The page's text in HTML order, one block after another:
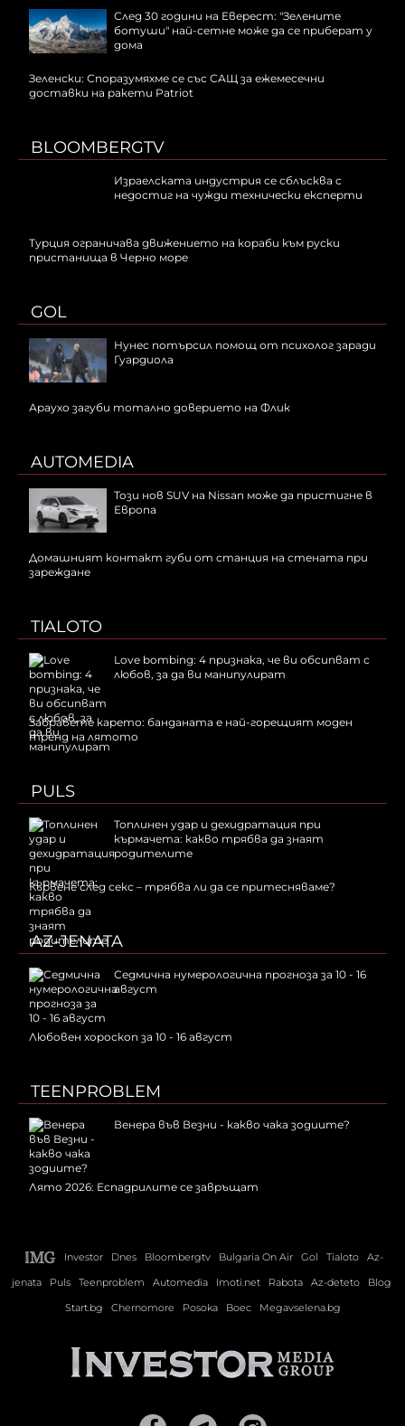
След 30 години на Еверест: "Зелените
ботуши" най-сетне може да се приберат у
дома
Зеленски: Споразумяхме се със САЩ за ежемесечни
доставки на ракети Patriot
BLOOMBERGTV
Израелската индустрия се сблъсква с
недостиг на чужди технически експерти
Турция ограничава движението на кораби към руски
пристанища в Черно море
GOL
Нунес потърсил помощ от психолог заради
Гуардиола
Араухо загуби тотално доверието на Флик
AUTOMEDIA
Този нов SUV на Nissan може да пристигне в
Европа
Домашният контакт губи от станция на стената при
зареждане
TIALOTO
Love bombing: 4 признака, че ви обсипват с
любов, за да ви манипулират
Забравете карето: банданата е най-горещият моден
тренд на лятото
PULS
Топлинен удар и дехидратация при
кърмачета: какво трябва да знаят
родителите
Кървене след секс – трябва ли да се притесняваме?
AZ-JENATA
Седмична нумерологична прогноза за 10 - 16
август
Любовен хороскоп за 10 - 16 август
TEENPROBLEM
Венера във Везни - какво чака зодиите?
Лято 2026: Еспадрилите се завръщат
Investor Dnes Bloombergtv Bulgaria On Air Gol Tialoto
Az-
jenata
Puls Teenproblem Automedia Imoti.net Rabota Az-deteto
Blog
Start.bg
Chernomore Posoka Boec Megavselena.bg